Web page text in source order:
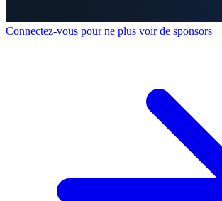
Connectez-vous pour ne plus voir de sponsors